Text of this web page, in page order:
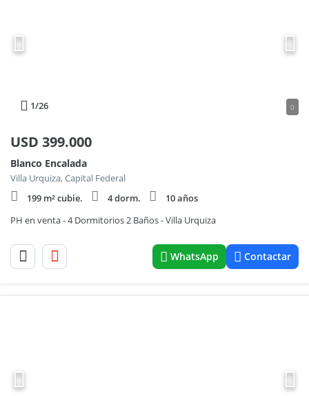
1/26 0
USD 399.000
Blanco Encalada
Villa Urquiza, Capital Federal
199 m² cubie.
4 dorm.
10 años
PH en venta - 4 Dormitorios 2 Baños - Villa Urquiza
WhatsApp Contactar